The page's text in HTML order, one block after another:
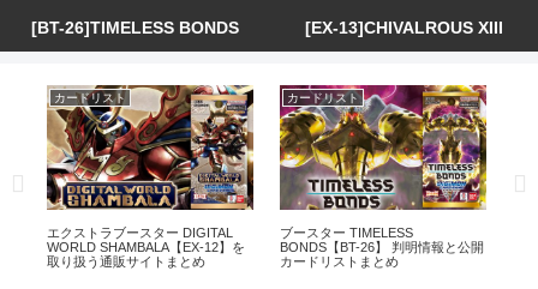
[BT-26]TIMELESS BONDS [EX-13]CHIVALROUS XIII
カードリスト
エクストラブースター DIGITAL
WORLD SHAMBALA【EX-12】を
取り扱う通販サイトまとめ
カードリスト
ブースター TIMELESS
BONDS【BT-26】 判明情報と公開
カードリストまとめ